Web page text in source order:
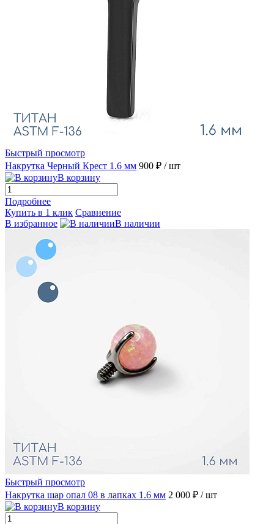
Быстрый просмотр
Накрутка Черный Крест 1.6 мм 900 ₽ / шт
В корзину
Подробнее
Купить в 1 клик Сравнение
В избранное
В наличии
Быстрый просмотр
Накрутка шар опал 08 в лапках 1.6 мм 2 000 ₽ / шт
В корзину